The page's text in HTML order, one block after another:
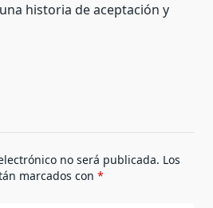
historia de aceptación y
no será publicada. Los
marcados con *